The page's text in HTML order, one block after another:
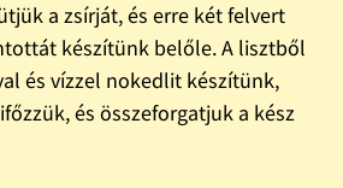
a zsírját, és erre két felvert
készítünk belőle. A lisztből
és vízzel nokedlit készítünk,
és összeforgatjuk a kész